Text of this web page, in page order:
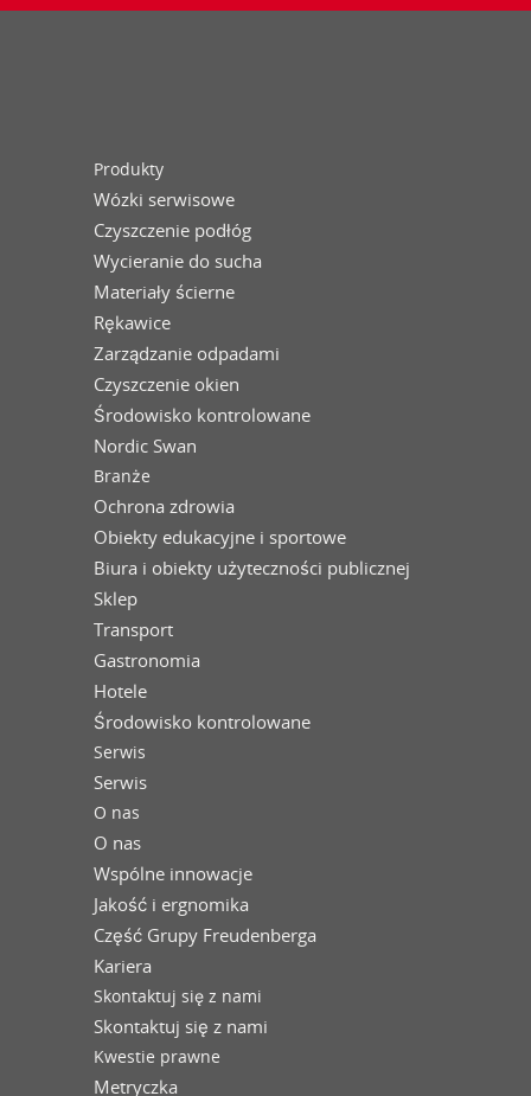
Produkty
Wózki serwisowe
Czyszczenie podłóg
Wycieranie do sucha
Materiały ścierne
Rękawice
Zarządzanie odpadami
Czyszczenie okien
Środowisko kontrolowane
Nordic Swan
Branże
Ochrona zdrowia
Obiekty edukacyjne i sportowe
Biura i obiekty użyteczności publicznej
Sklep
Transport
Gastronomia
Hotele
Środowisko kontrolowane
Serwis
Serwis
O nas
O nas
Wspólne innowacje
Jakość i ergnomika
Część Grupy Freudenberga
Kariera
Skontaktuj się z nami
Skontaktuj się z nami
Kwestie prawne
Metryczka